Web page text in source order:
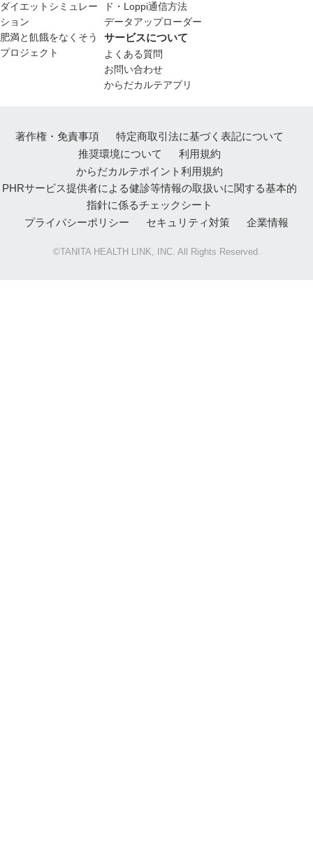
ダイエットシミュレー
ション
肥満と飢餓をなくそう
プロジェクト
ド・Loppi通信方法
データアップローダー
サービスについて
よくある質問
お問い合わせ
からだカルテアプリ
著作権・免責事項
特定商取引法に基づく表記について
推奨環境について
利用規約
からだカルテポイント利用規約
PHRサービス提供者による健診等情報の取扱いに関する基本的
指針に係るチェックシート
プライバシーポリシー
セキュリティ対策 企業情報
©TANITA HEALTH LINK, INC. All Rights Reserved.